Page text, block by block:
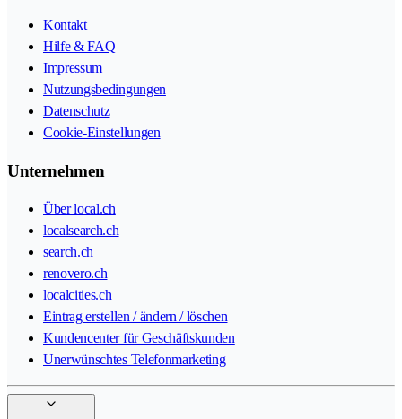
Kontakt
Hilfe & FAQ
Impressum
Nutzungsbedingungen
Datenschutz
Cookie-Einstellungen
Unternehmen
Über local.ch
localsearch.ch
search.ch
renovero.ch
localcities.ch
Eintrag erstellen / ändern / löschen
Kundencenter für Geschäftskunden
Unerwünschtes Telefonmarketing